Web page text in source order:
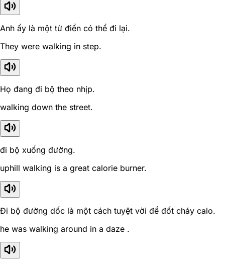
Anh ấy là một từ điển có thể đi lại.
They were walking in step.
Họ đang đi bộ theo nhịp.
walking down the street.
đi bộ xuống đường.
uphill walking is a great calorie burner.
Đi bộ đường dốc là một cách tuyệt vời để đốt cháy calo.
he was walking around in a daze .